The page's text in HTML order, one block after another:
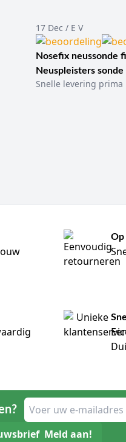
17 Dec / E V
Nosefix neussonde
Neuspleisters sonde
Snelle levering prima
Op
Meld aan!